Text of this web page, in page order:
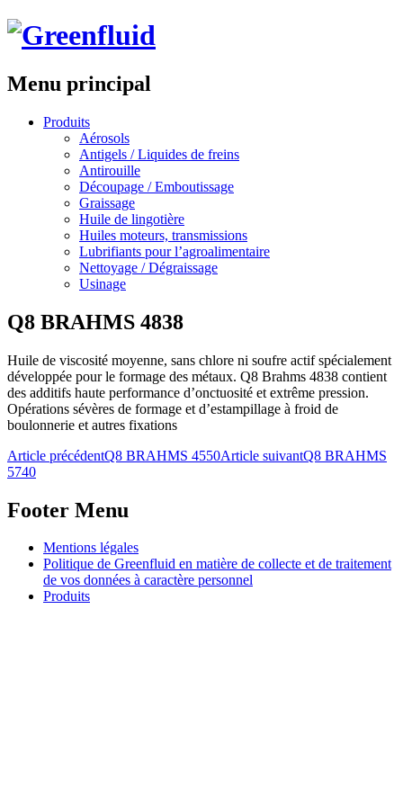
Menu principal
Aller
Produits
Aérosols
Antigels / Liquides de freins
Antirouille
Découpage / Emboutissage
Graissage
Huile de lingotière
Huiles moteurs, transmissions
Lubrifiants pour l’agroalimentaire
Nettoyage / Dégraissage
Usinage
Q8 BRAHMS 4838
Huile de viscosité moyenne, sans chlore ni soufre actif spécialement
développée pour le formage des métaux. Q8 Brahms 4838 contient
des additifs haute performance d’onctuosité et extrême pression.
Opérations sévères de formage et d’estampillage à froid de
boulonnerie et autres fixations
Navigation
de
l’article
Article précédentQ8 BRAHMS 4550Article suivantQ8 BRAHMS
5740
Footer Menu
Aller
contenu
principal
Mentions légales
Politique de Greenfluid en matière de collecte et de traitement
de vos données à caractère personnel
Produits